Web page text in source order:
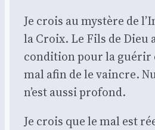
Je crois au mys­tère de
la Croix. Le Fils de Dieu
condi­tion pour la gué­rir
mal afin de le vaincre.
n’est aus­si pro­fond.
Je crois que le mal est